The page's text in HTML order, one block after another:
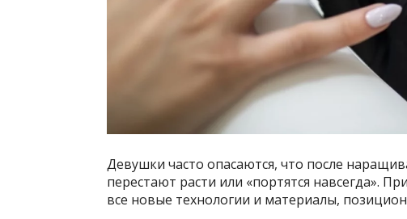
Девушки часто опасаются, что после
перестают расти или «портятся навсегда».
все новые технологии и материалы,